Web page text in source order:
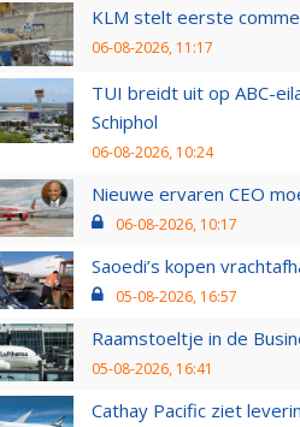
KLM stelt eerste
06-08-2026, 11:17
TUI breidt uit op ABC-
Schiphol
06-08-2026, 10:24
Nieuwe ervaren CEO
06-08-2026, 10:17
Saoedi’s kopen
05-08-2026, 16:57
Raamstoeltje in de
05-08-2026, 16:41
Cathay Pacific ziet